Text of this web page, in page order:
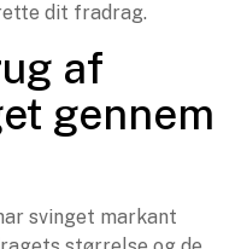
dit fradrag.
af
gennem
svinget markant